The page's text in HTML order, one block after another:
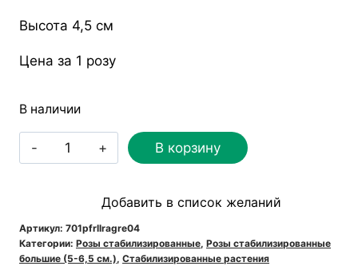
Высота 4,5 см
Цена за 1 розу
В наличии
Количество
товара
стабилизированная
RoseAmor
LL+
В корзину
Добавить в список желаний
Артикул: 701pfrllragre04
Категории: Розы стабилизированные, Розы стабилизированные
большие (5-6,5 см.), Стабилизированные растения